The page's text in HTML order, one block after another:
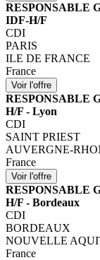
RESPONSABLE
IDF-H/F
CDI
PARIS
ILE DE FRANCE
France
RESPONSABLE
H/F - Lyon
CDI
SAINT PRIEST
AUVERGNE-
France
RESPONSABLE
H/F - Bordeaux
CDI
BORDEAUX
NOUVELLE
France